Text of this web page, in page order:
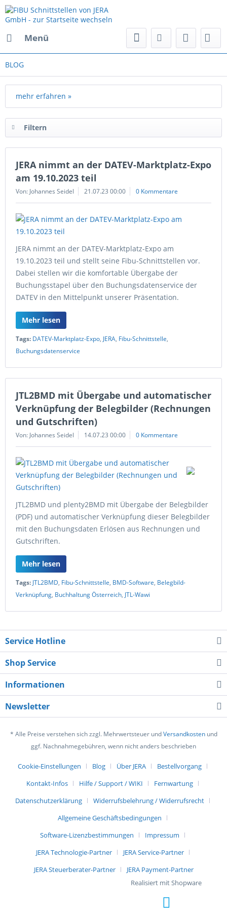
Menü
BLOG
mehr erfahren »
Filtern
JERA nimmt an der DATEV-Marktplatz-Expo
am 19.10.2023 teil
Von: Johannes Seidel 21.07.23 00:00 0 Kommentare
JERA nimmt an der DATEV-Marktplatz-Expo am
19.10.2023 teil und stellt seine Fibu-Schnittstellen vor.
Dabei stellen wir die komfortable Übergabe der
Buchungsstapel über den Buchungsdatenservice der
DATEV in den Mittelpunkt unserer Präsentation.
Mehr lesen
Tags: DATEV-Marktplatz-Expo, JERA, Fibu-Schnittstelle,
Buchungsdatenservice
JTL2BMD mit Übergabe und automatischer
Verknüpfung der Belegbilder (Rechnungen
und Gutschriften)
Von: Johannes Seidel 14.07.23 00:00 0 Kommentare
JTL2BMD und plenty2BMD mit Übergabe der Belegbilder
(PDF) und automatischer Verknüpfung dieser Belegbilder
mit den Buchungsdaten Erlösen aus Rechnungen und
Gutschriften.
Mehr lesen
Tags: JTL2BMD, Fibu-Schnittstelle, BMD-Software, Belegbild-
Verknüpfung, Buchhaltung Österreich, JTL-Wawi
Service Hotline
Shop Service
Informationen
Newsletter
* Alle Preise verstehen sich zzgl. Mehrwertsteuer undVersandkostenund
ggf. Nachnahmegebühren, wenn nicht anders beschrieben
Cookie-Einstellungen Blog Über JERA
Bestellvorgang
Kontakt-Infos
Hilfe / Support / WIKI
Fernwartung
Datenschutzerklärung
Widerrufsbelehrung / Widerrufsrecht
Allgemeine Geschäftsbedingungen
Software-Lizenzbestimmungen
Impressum
JERA Technologie-Partner
JERA Service-Partner
JERA Steuerberater-Partner
JERA Payment-Partner
Realisiert mit Shopware